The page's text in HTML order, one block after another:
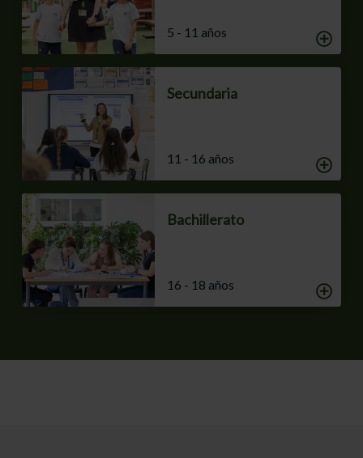
5 - 11 años
Secundaria
11 - 16 años
Bachillerato
16 - 18 años